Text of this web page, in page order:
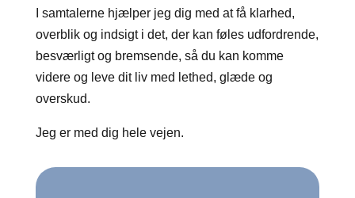
I samtalerne hjælper jeg dig med at få klarhed,
overblik og indsigt i det, der kan føles udfordrende,
besværligt og bremsende, så du kan komme
videre og leve dit liv med lethed, glæde og
overskud.
Jeg er med dig hele vejen.